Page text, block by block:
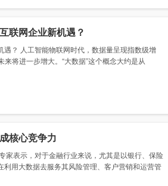
联网企业新机遇？
？ 人工智能物联网时代，数据量呈现指数级增
将进一步增大。“大数据”这个概念大约是从
核心竞争力
家表示，对于金融行业来说，尤其是以银行、保险
用大数据去服务其风险管理、客户营销和运营管